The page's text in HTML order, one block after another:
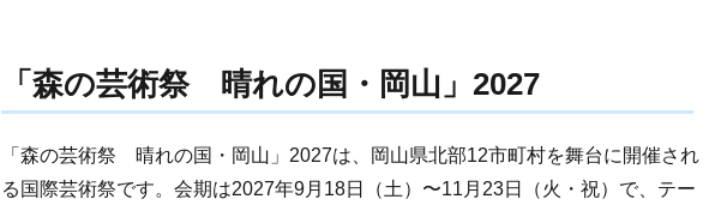
「森の芸術祭 晴れの国・岡山」2027
「森の芸術祭 晴れの国・岡山」2027は、岡山県北部12市町村を舞台に開催され
る国際芸術祭です。会期は2027年9月18日（土）〜11月23日（火・祝）で、テー